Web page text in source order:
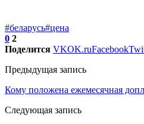
#беларусь#цена
0 2
Поделится VKOK.ruFacebook
Предыдущая запись
Кому положена ежемесячная
Следующая запись